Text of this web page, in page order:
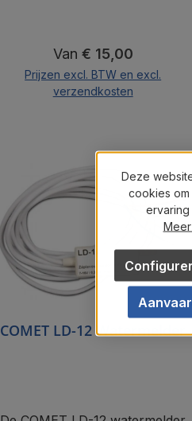
Normale prijs:
Van € 15,00
Prijzen excl. BTW en excl.
verzendkosten
COMET LD-12 Watermelder
Deze
cookies
ervaring